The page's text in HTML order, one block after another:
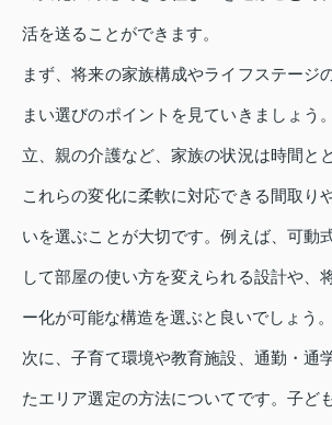
活を送ることができます。
まず、将来の家族構成やライフステージ
まい選びのポイントを見ていきましょう
立、親の介護など、家族の状況は時間と
これらの変化に柔軟に対応できる間取り
いを選ぶことが大切です。例えば、可動
して部屋の使い方を変えられる設計や、
ー化が可能な構造を選ぶと良いでしょう。
次に、子育て環境や教育施設、通勤・通
たエリア選定の方法についてです。子ど